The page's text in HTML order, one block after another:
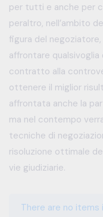
per tutti e anche per
peraltro, nell’ambito
figura del
affrontare qualsivoglia
contratto alla
ottenere il miglior
affrontata anche la
ma nel contempo
tecniche di
risoluzione ottimale
vie giudiziarie.
There are no items